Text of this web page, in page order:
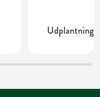
Udplantning